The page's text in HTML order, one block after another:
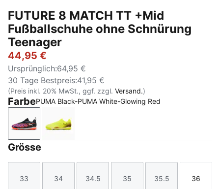
FUTURE 8 MATCH TT +Mid
Fußballschuhe ohne Schnürung
Teenager
44,95 €
Ursprünglich:64,95 €
30 Tage Bestpreis:41,95 €
(Preis inkl. 20% MwSt., ggf. zzgl. Versand.)
FarbePUMA Black-PUMA White-Glowing Red
PUMA Black-PUMA White-Glowing Red
Yellow Alert-PUMA Black-Sun Struck
Grösse
Größe
33
Größe
34
Größe
34.5
Größe
35
Größe
35.5
Größe
36